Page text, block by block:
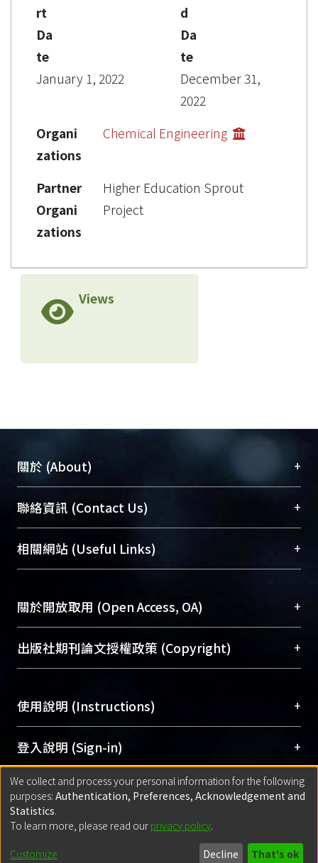
rt
Da
te
January 1, 2022
d
Da
te
December 31,
2022
Organi
zations
Chemical Engineering
Partner
Organi
zations
Higher Education Sprout
Project
Views
關於 (About) +
臺大位居世界頂尖大學之列，為永久珍藏及向國際
展現本校豐碩的研究成果及學術能量，圖書館整合
機構典藏（NTUR）與學術庫（AH）不同功能平
台，成為臺大學術典藏NTU scholars。期能整合研
成果。
To permanently archive and promote researcher
profiles and scholarly works, Library integrates the
services of “NTU Repository” with “Academic
聯絡資訊 (Contact Us) +
總館學科館員(Main Library)
醫學圖書館學科館員(Medical Library)
Sciences Library)
相關網站 (Useful Links) +
關於開放取用 (Open Access, OA) +
開放取用是從使用者角度提升資訊取用性的社會運
動，應用在學術研究上是透過將研究著作公開供使
用逐年攀升。同時可加速研究發展、提升研究影響
Archive）平台。 （點選深入了解OA）
出版社期刊論文授權政策 (Copyright) +
含部分內容的版權非匯入者所有，或由第三方贊
助與合作完成，請確認該版權所有者及第三方同
意提供此授權。
Please represent that the submission is your
original work, and that you have the right to
grant the rights to upload.
若欲上傳已出版的全文電子檔，可使用
policy finder
網站查詢，以確認出版單位之版權
使用說明 (Instructions) +
網站簡介(Quickstart Guide)
使用手冊(Instruction Manual)
線上預約服務(Booking Service)
登入說明 (Sign-in) +
方案一：臺灣大學計算機中心帳號登入
(With C&INC Email Account)
方案二：ORCID帳號登入(With ORCID)
匯入著作 (Submission) +
方案一：定期更新ORCID者，以ID匯入
for identifier (ORCID))
Built withDSpace-CRIS software
- Extension maintained and optimized
We collect and process your personal information for the following
purposes: Authentication, Preferences, Acknowledgement and
Statistics.
To learn more, please read our privacy policy.
Customize Decline That's ok